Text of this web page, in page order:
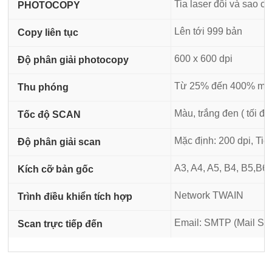
PHOTOCOPY Tia laser đôi và sao
Copy liên tục Lên tới 999 bản
Độ phân giải photocopy 600 x 600 dpi
Thu phóng Từ 25% đến 400%
Tốc độ SCAN Màu, trắng đen ( tối
Độ phân giải scan Mặc định: 200 dpi,
Kích cỡ bản gốc A3, A4, A5, B4, B5,B6
Trình điều khiển tích hợp Network TWAIN
Scan trực tiếp đến Email: SMTP (Mail